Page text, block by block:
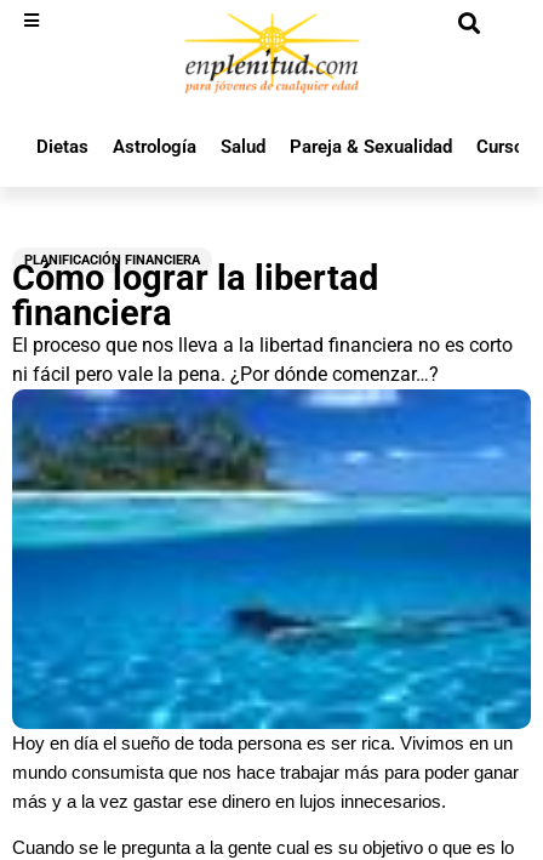
Dietas Astrología Salud Pareja & Sexualidad Cursos
PLANIFICACIÓN FINANCIERA
Cómo lograr la libertad
financiera
El proceso que nos lleva a la libertad financiera no es corto
ni fácil pero vale la pena. ¿Por dónde comenzar…?
Hoy en día el sueño de toda persona es ser rica. Vivimos en un
mundo consumista que nos hace trabajar más para poder ganar
más y a la vez gastar ese dinero en lujos innecesarios.
Cuando se le pregunta a la gente cual es su objetivo o que es lo